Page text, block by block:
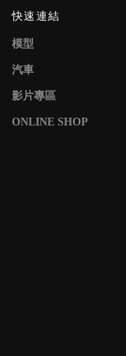
快速連結
模型
汽車
影片專區
ONLINE SHOP